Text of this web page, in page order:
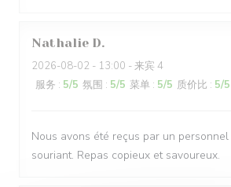
Nathalie D
2026-08-02 - 13:00 - 来宾 4
服务 : 5/5 氛围 : 5/5 菜单 : 5/5 质价比 : 5/5
Nous avons été reçus par un
souriant. Repas copieux et savoureux.